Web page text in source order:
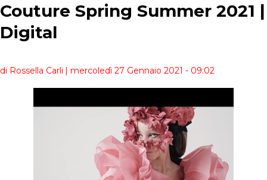
Couture Spring Summer 2021 |
Digital
di Rossella Carli | mercoledì 27 Gennaio 2021 - 09:02